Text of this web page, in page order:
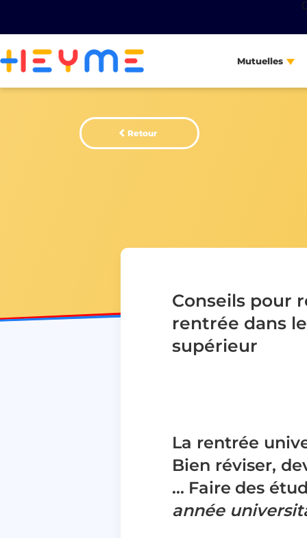
Mutuelles
Retour
Conseils pour
rentrée dans le
supérieur
La rentrée
Bien réviser,
... Faire des
année